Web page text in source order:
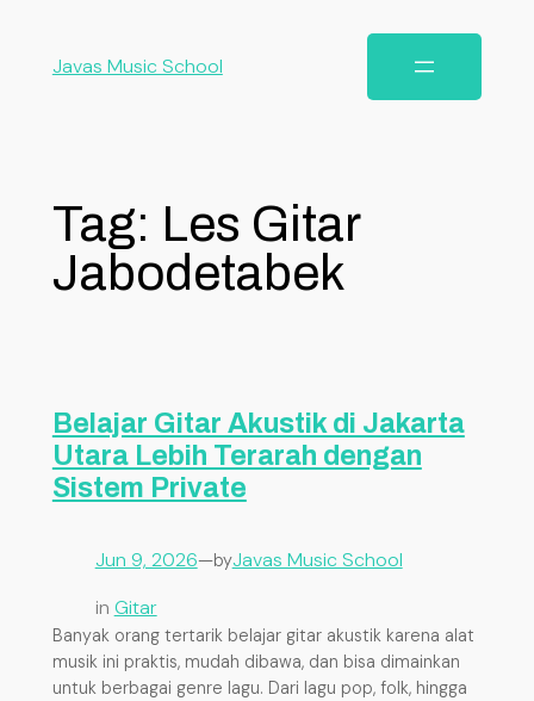
Javas Music School
Tag: Les Gitar
Jabodetabek
Belajar Gitar Akustik di Jakarta
Utara Lebih Terarah dengan
Sistem Private
Jun 9, 2026—byJavas Music School
in Gitar
Banyak orang tertarik belajar gitar akustik karena alat
musik ini praktis, mudah dibawa, dan bisa dimainkan
untuk berbagai genre lagu. Dari lagu pop, folk, hingga